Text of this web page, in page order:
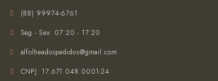
(‪88) 99974-6761‬
Seg - Sex: 07:20 - 17:20
alfolheadospedidos@gmail.com
CNPJ: 17.671.048.0001-24